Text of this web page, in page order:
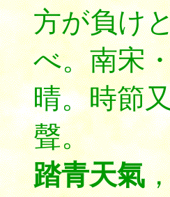
方が負け
べ。南宋
晴。時節
聲。 輕
踏青天氣